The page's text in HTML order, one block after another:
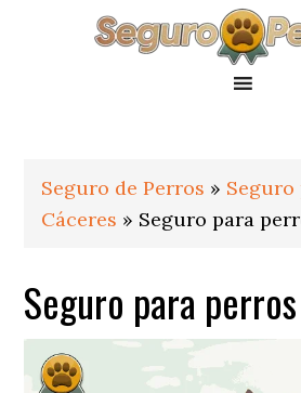
Seguro de Perros » Seguro
Cáceres » Seguro para
Seguro para